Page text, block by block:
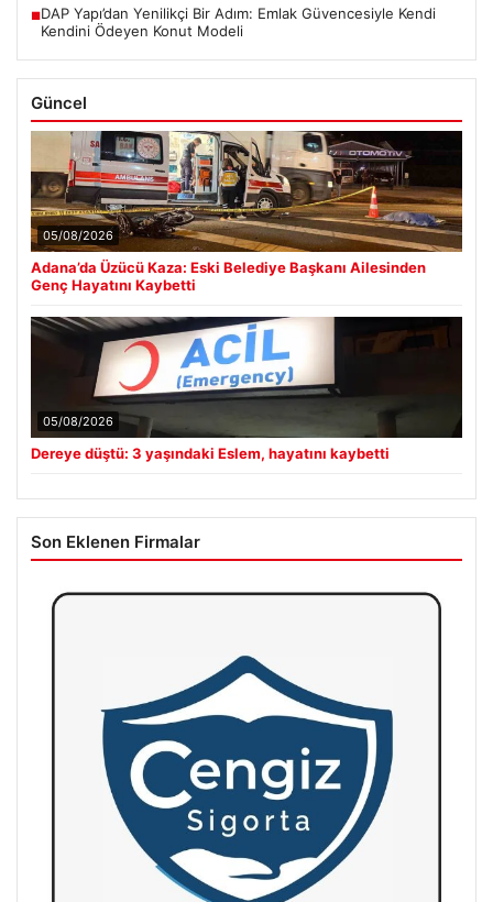
■DAP Yapı’dan Yenilikçi Bir Adım: Emlak Güvencesiyle Kendi
Kendini Ödeyen Konut Modeli
Güncel
05/08/2026
Adana’da Üzücü Kaza: Eski Belediye Başkanı Ailesinden
Genç Hayatını Kaybetti
05/08/2026
Dereye düştü: 3 yaşındaki Eslem, hayatını kaybetti
Son Eklenen Firmalar